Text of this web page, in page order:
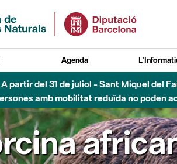
Agenda
A partir del 31 de juliol - Sant Miquel del
amb mobilitat reduïda no poden